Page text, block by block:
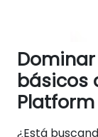
básicos
Platform
¿Está